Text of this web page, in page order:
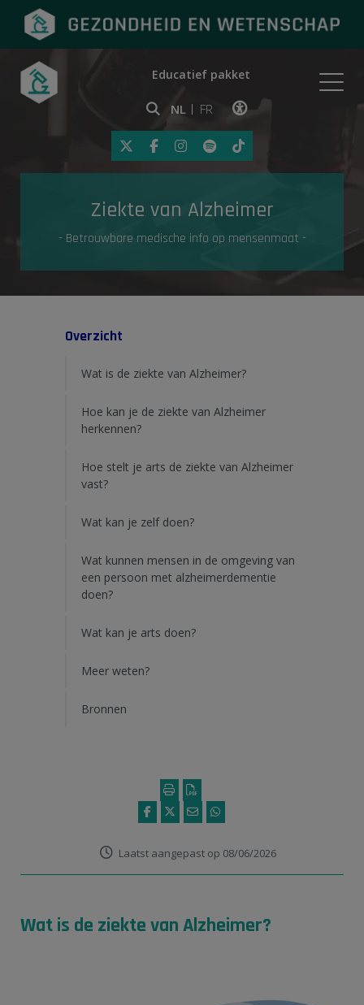
Onderwerpen
Gezondheid in de media
Educatief pakket
NL FR
Klik op deze link om
Ziekte van Alzheimer
- Betrouwbare medische info op mensenmaat -
Overzicht
Wat is de ziekte van Alzheimer?
Hoe kan je de ziekte van Alzheimer
herkennen?
Hoe stelt je arts de ziekte van Alzheimer
vast?
Wat kan je zelf doen?
Wat kunnen mensen in de omgeving van
een persoon met alzheimerdementie
doen?
Wat kan je arts doen?
Meer weten?
Bronnen
Laatst aangepast op 08/06/2026
Wat is de ziekte van Alzheimer?